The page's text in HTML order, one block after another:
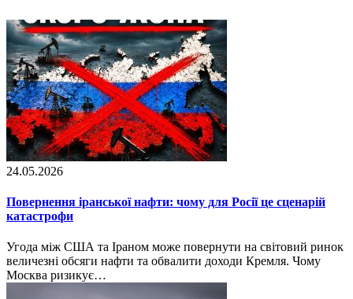
24.05.2026
Повернення іранської нафти: чому для Росії це сценарій
катастрофи
Угода між США та Іраном може повернути на світовий ринок
величезні обсяги нафти та обвалити доходи Кремля. Чому
Москва ризикує…